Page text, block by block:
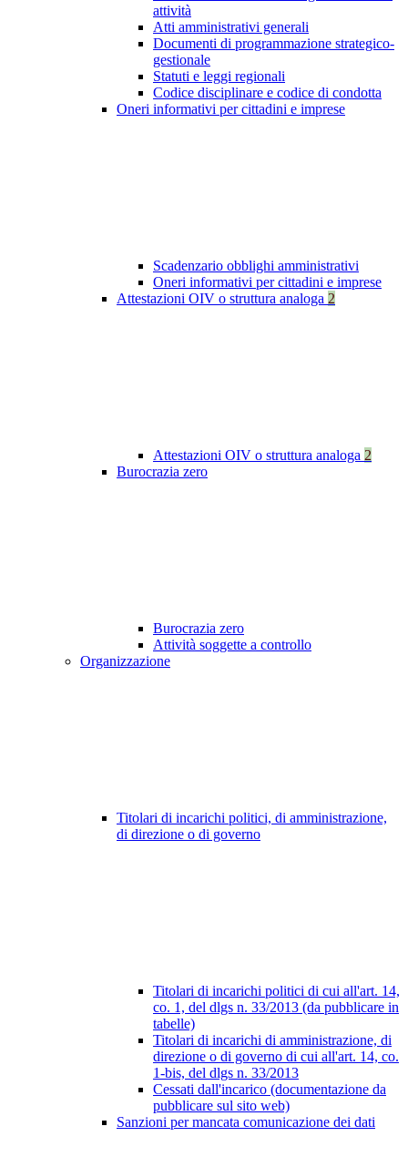
attività
Atti amministrativi generali
Documenti di programmazione strategico-
gestionale
Statuti e leggi regionali
Codice disciplinare e codice di condotta
Oneri informativi per cittadini e imprese
Scadenzario obblighi amministrativi
Oneri informativi per cittadini e imprese
Attestazioni OIV o struttura analoga 2
Attestazioni OIV o struttura analoga 2
Burocrazia zero
Burocrazia zero
Attività soggette a controllo
Organizzazione
Titolari di incarichi politici, di amministrazione,
di direzione o di governo
Titolari di incarichi politici di cui all'art. 14,
co. 1, del dlgs n. 33/2013 (da pubblicare in
tabelle)
Titolari di incarichi di amministrazione, di
direzione o di governo di cui all'art. 14, co.
1-bis, del dlgs n. 33/2013
Cessati dall'incarico (documentazione da
pubblicare sul sito web)
Sanzioni per mancata comunicazione dei dati